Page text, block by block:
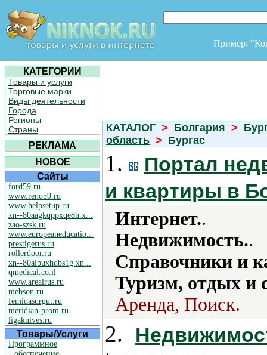
Пример:
КАТЕГОРИИ
Товары и услуги
Торговые марки
Виды деятельности
Города
Регионы
Страны
РЕКЛАМА
НОВОЕ
Сайты
ford59.ru
www.reno59.ru
www.helpsetup.ru
xn--80aagkqppxqe8h.x...
zao-szsk.ru
www.europeaneducatio...
prestigerus.ru
rollerdoor.ru
xn--80aibuxhdbs1g.xn...
qmedical.co.il
www.arealrus.ru
mebson.ru
femidasurgut.ru
meridian-prom.ru
ligaknives.ru
Товары/Услуги
Программное
КАТАЛОГ > Болгария >
область > Бургас
1.
Портал
и квартиры в
Интернет..
Недвижимость..
Справочники и
Туризм, отдых и
Аренда, Поиск.
2.